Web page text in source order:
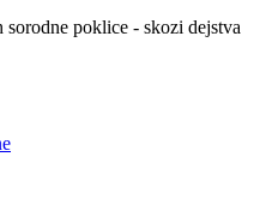
poklice - skozi dejstva